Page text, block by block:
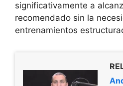
significativamente a
recomendado sin la
entrenamientos